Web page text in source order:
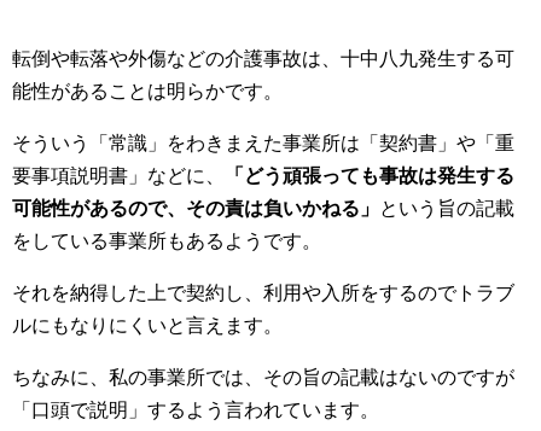
転倒や転落や外傷などの介護事故は、十中八九発生する可
能性があることは明らかです。
そういう「常識」をわきまえた事業所は「契約書」や「重
要事項説明書」などに、
「どう頑張っても事故は発生する
可能性があるので、その責は負いかねる」 という旨の記載
をしている事業所もあるようです。
それを納得した上で契約し、利用や入所をするのでトラブ
ルにもなりにくいと言えます。
ちなみに、私の事業所では、その旨の記載はないのですが
「口頭で説明」するよう言われています。